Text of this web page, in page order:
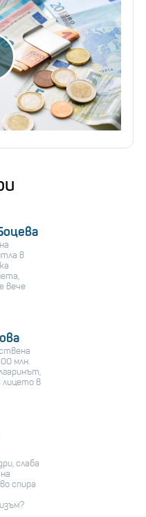
в
вече
млн.
лицето в
слаба
спира